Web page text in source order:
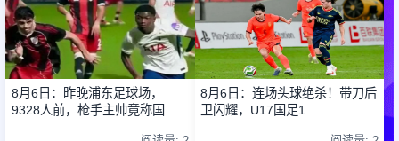
8月6日：昨晚浦东足球场，
9328人前，枪手主帅竟称国足
8月6日：连场头球绝杀！带刀后
卫闪耀，U17国足1